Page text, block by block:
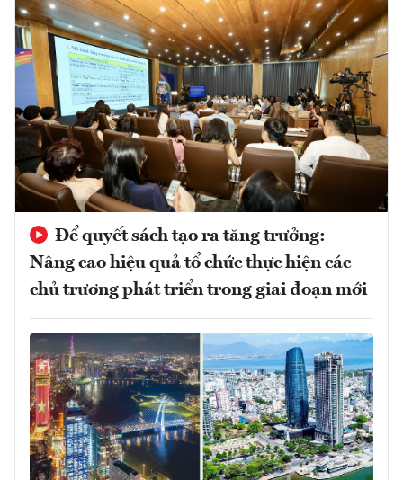
Để quyết sách tạo ra tăng trưởng:
Nâng cao hiệu quả tổ chức thực hiện các
chủ trương phát triển trong giai đoạn mới